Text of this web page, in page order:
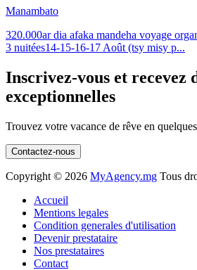
Manambato
320.000ar dia afaka mandeha voyage
3 nuitées14-15-16-17 Août (tsy misy p...
Inscrivez-vous et recevez
exceptionnelles
Trouvez votre vacance de rêve en
Contactez-nous
Copyright © 2026 MyAgency.mg Tous
Accueil
Mentions legales
Condition generales d'utilisation
Devenir prestataire
Nos prestataires
Contact